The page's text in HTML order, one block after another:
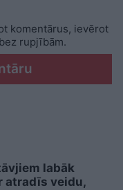
komentārus, ievērot
rupjībām.
labāk
atradīs veidu,